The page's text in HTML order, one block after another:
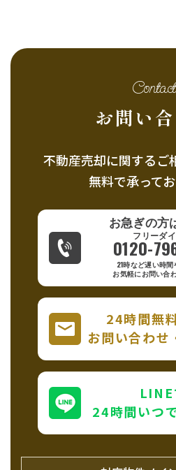
Contact
お問い
不動産売却に関するご
無料で承ってお
お急ぎの方
0120-
21時など遅い時
お気軽にお問い合
24時間無
お問い合わせ
LINE
24時間いつ